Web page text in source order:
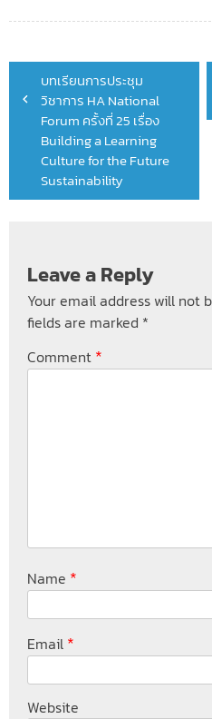
Post
navigation
บทเรียนการประชุม
วิชาการ HA National
Forum ครั้งที่ 25 เรื่อง
Building a Learning
Culture for the Future
Sustainability
Leave a Reply
Your email address will not
fields are marked *
Comment *
Name *
Email *
Website